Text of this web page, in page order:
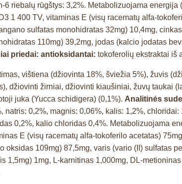
6 riebalų rūgštys: 3,2%. Metabolizuojama
1 400 TV, vitaminas E (visų racematų alfa-
sulfatas monohidratas 32mg) 10,4mg,
110mg) 39,2mg, jodas (kalcio jodatas
priedai: antioksidantai: tokoferolių ekstraktai iš
vištiena (džiovinta 18%, šviežia 5%), žuvis
džiovinti žirniai, džiovinti kiaušiniai, žuvų taukai
juka (Yucca schidigera) (0,1%). Analitinės
natris: 0,2%, magnis: 0,06%, kalis: 1,2%,
0,2%, kalio chloridas 0,4%. Metabolizuojama
E (visų racematų alfa-tokoferilo acetatas)
oksidas 109mg) 87,5mg, varis (vario (II) sulfatas
1,5mg) 1mg, L-karnitinas 1,000mg, DL-